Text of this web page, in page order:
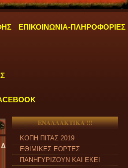
ΕΠΙΚΟΙΝΩΝΙΑ-ΠΛΗΡΟΦΟΡΙΕΣ
και από ώρα 09:00 π.μ.
ΕΝΑΛΛΑΚΤΙΚΑ !!!
ΚΟΠΗ ΠΙΤΑΣ 2019
ΕΘΙΜΙΚΕΣ ΕΟΡΤΕΣ
ΠΑΝΗΓΥΡΙΖΟΥΝ ΚΑΙ ΕΚΕΙ